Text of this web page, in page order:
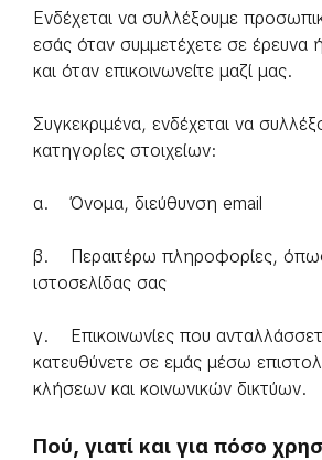
Ενδέχεται να συλλέξουμε
εσάς όταν συμμετέχετε σε έρευνα
και όταν επικοινωνείτε μαζί μας.
Συγκεκριμένα, ενδέχεται να
κατηγορίες στοιχείων:
α. Όνομα, διεύθυνση email
β. Περαιτέρω πληροφορίες,
ιστοσελίδας σας
γ. Επικοινωνίες που
κατευθύνετε σε εμάς μέσω
κλήσεων και κοινωνικών δικτύων.
Πού, γιατί και για πόσο